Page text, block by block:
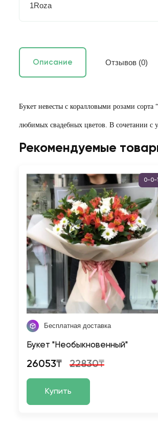
1Roza
Описание Отзывов (0)
Букет невесты с коралловыми розами
любимых свадебных цветов. В сочетании с
Рекомендуемые
0-0-
Бесплатная доставка
Букет "Необыкновенный"
26053₸ 22830₸
Купить